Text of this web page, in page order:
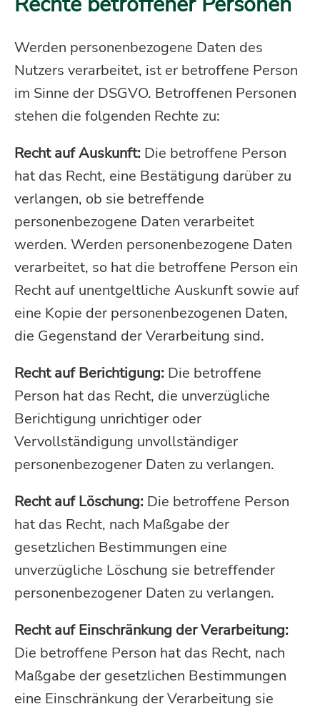
Werden personenbezogene Daten des
Nutzers verarbeitet, ist er betroffene Person
im Sinne der DSGVO. Betroffenen Personen
stehen die folgenden Rechte zu:
Recht auf Auskunft: Die betroffene Person
hat das Recht, eine Bestätigung darüber zu
verlangen, ob sie betreffende
personenbezogene Daten verarbeitet
werden. Werden personenbezogene Daten
verarbeitet, so hat die betroffene Person ein
Recht auf unentgeltliche Auskunft sowie auf
eine Kopie der personenbezogenen Daten,
die Gegenstand der Verarbeitung sind.
Recht auf Berichtigung: Die betroffene
Person hat das Recht, die unverzügliche
Berichtigung unrichtiger oder
Vervollständigung unvollständiger
personenbezogener Daten zu verlangen.
Recht auf Löschung: Die betroffene Person
hat das Recht, nach Maßgabe der
gesetzlichen Bestimmungen eine
unverzügliche Löschung sie betreffender
personenbezogener Daten zu verlangen.
Recht auf Einschränkung der Verarbeitung:
Die betroffene Person hat das Recht, nach
Maßgabe der gesetzlichen Bestimmungen
eine Einschränkung der Verarbeitung sie